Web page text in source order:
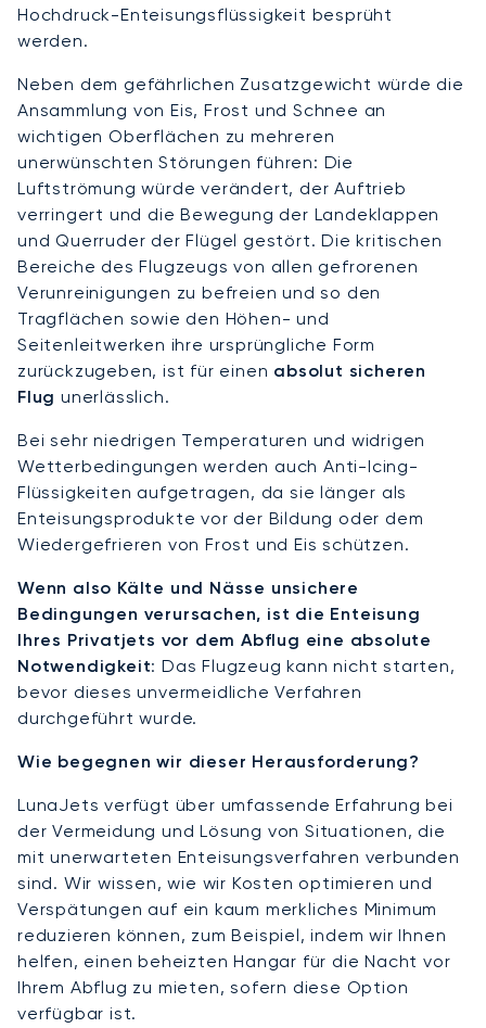
Hochdruck-Enteisungsflüssigkeit besprüht
werden.
Neben dem gefährlichen Zusatzgewicht würde die
Ansammlung von Eis, Frost und Schnee an
wichtigen Oberflächen zu mehreren
unerwünschten Störungen führen: Die
Luftströmung würde verändert, der Auftrieb
verringert und die Bewegung der Landeklappen
und Querruder der Flügel gestört. Die kritischen
Bereiche des Flugzeugs von allen gefrorenen
Verunreinigungen zu befreien und so den
Tragflächen sowie den Höhen- und
Seitenleitwerken ihre ursprüngliche Form
zurückzugeben, ist für einen absolut sicheren
Flug unerlässlich.
Bei sehr niedrigen Temperaturen und widrigen
Wetterbedingungen werden auch Anti-Icing-
Flüssigkeiten aufgetragen, da sie länger als
Enteisungsprodukte vor der Bildung oder dem
Wiedergefrieren von Frost und Eis schützen.
Wenn also Kälte und Nässe unsichere
Bedingungen verursachen, ist die Enteisung
Ihres Privatjets vor dem Abflug eine absolute
Notwendigkeit: Das Flugzeug kann nicht starten,
bevor dieses unvermeidliche Verfahren
durchgeführt wurde.
Wie begegnen wir dieser Herausforderung?
LunaJets verfügt über umfassende Erfahrung bei
der Vermeidung und Lösung von Situationen, die
mit unerwarteten Enteisungsverfahren verbunden
sind. Wir wissen, wie wir Kosten optimieren und
Verspätungen auf ein kaum merkliches Minimum
reduzieren können, zum Beispiel, indem wir Ihnen
helfen, einen beheizten Hangar für die Nacht vor
Ihrem Abflug zu mieten, sofern diese Option
verfügbar ist.